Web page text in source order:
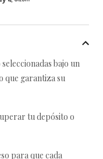
bajo un
que garantiza su
tu depósito o
para que cada